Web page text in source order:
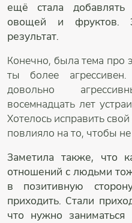
ещё стала
овощей и фруктов.
результат.
Конечно, была тема про
ты более
довольно
восемнадцать лет
Хотелось исправить
повлияло на то, чтобы не
Заметила также, что
отношений с людьми
в позитивную
приходить. Стали
что нужно